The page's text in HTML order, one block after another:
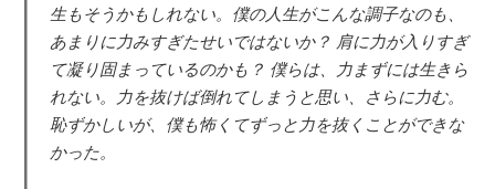
生もそうかもしれない。僕の人生がこんな調子なのも、
あまりに力みすぎたせいではないか？ 肩に力が入りすぎ
て凝り固まっているのかも？ 僕らは、力まずには生きら
れない。力を抜けば倒れてしまうと思い、さらに力む。
恥ずかしいが、僕も怖くてずっと力を抜くことができな
かった。